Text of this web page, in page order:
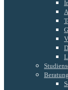
Beratung